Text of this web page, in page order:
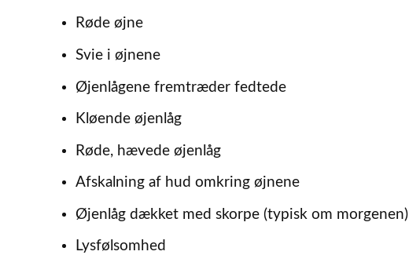
Røde øjne
Svie i øjnene
Øjenlågene fremtræder fedtede
Kløende øjenlåg
Røde, hævede øjenlåg
Afskalning af hud omkring øjnene
Øjenlåg dækket med skorpe (typisk om morgenen)
Lysfølsomhed